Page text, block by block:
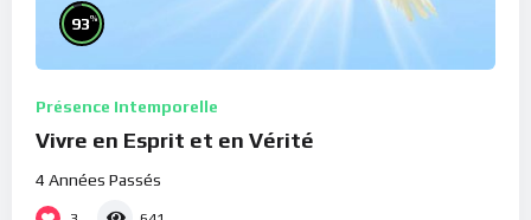
93%
Présence Intemporelle
Vivre en Esprit et en Vérité
4 Années Passés